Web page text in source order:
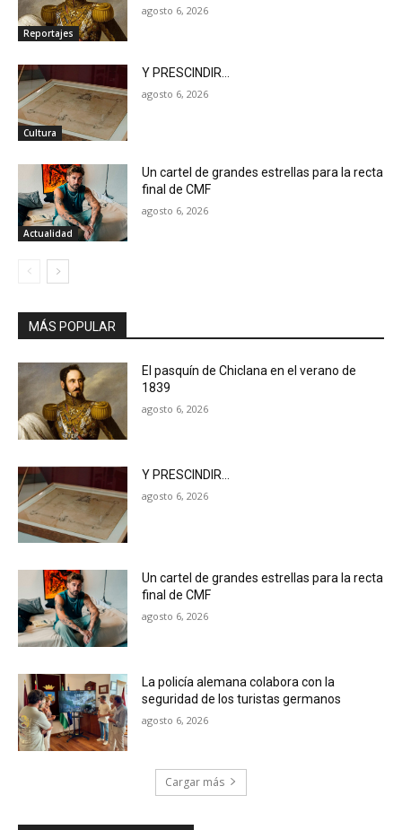
Reportajes
agosto 6, 2026
Cultura
Y PRESCINDIR…
agosto 6, 2026
Actualidad
Un cartel de grandes estrellas para la recta
final de CMF
agosto 6, 2026
MÁS POPULAR
El pasquín de Chiclana en el verano de
1839
agosto 6, 2026
Y PRESCINDIR…
agosto 6, 2026
Un cartel de grandes estrellas para la recta
final de CMF
agosto 6, 2026
La policía alemana colabora con la
seguridad de los turistas germanos
agosto 6, 2026
Cargar más